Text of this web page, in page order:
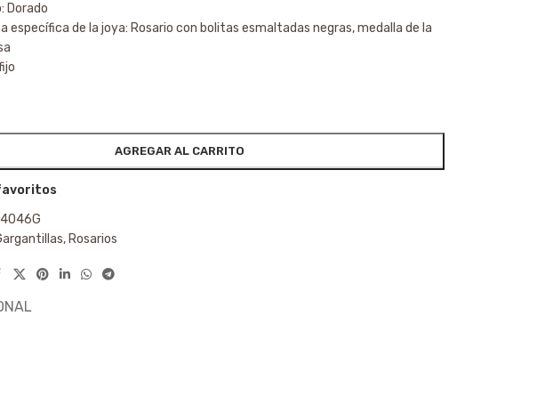
Dorado
específica de la joya: Rosario con bolitas esmaltadas negras, medalla de la
AGREGAR AL CARRITO
, Rosarios